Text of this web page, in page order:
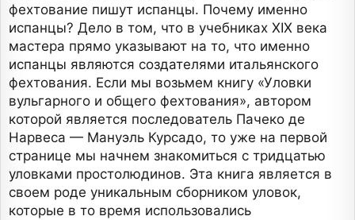
фехтование пишут испанцы. Почему именно
испанцы? Дело в том, что в учебниках XIX века
мастера прямо указывают на то, что именно
испанцы являются создателями итальянского
фехтования. Если мы возьмем книгу «Уловки
вульгарного и общего фехтования», автором
которой является последователь Пачеко де
Нарвеса — Мануэль Курсадо, то уже на первой
странице мы начнем знакомиться с тридцатью
уловками простолюдинов. Эта книга является в
своем роде уникальным сборником уловок,
которые в то время использовались